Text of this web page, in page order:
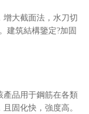
增大截面法，水刀切
建筑結構鑒定?加固
產品用于鋼筋在各類
固化快，強度高。